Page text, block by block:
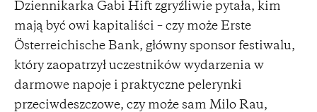
Dziennikarka Gabi Hift zgryźliwie pytała, kim
mają być owi kapitaliści – czy może Erste
Österreichische Bank, główny sponsor festiwalu,
który zaopatrzył uczestników wydarzenia w
darmowe napoje i praktyczne pelerynki
przeciwdeszczowe, czy może sam Milo Rau,